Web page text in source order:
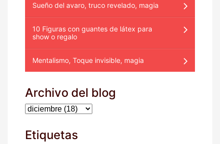
Sueño del avaro, truco revelado, magia
10 Figuras con guantes de látex para
show o regalo
Mentalismo, Toque invisible, magia
Archivo del blog
Etiquetas